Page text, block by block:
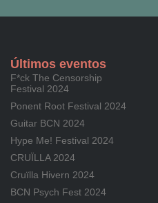
Últimos eventos
F*ck The Censorship
Festival 2024
Ponent Root Festival 2024
Guitar BCN 2024
Hype Me! Festival 2024
CRUÏLLA 2024
Cruïlla Hivern 2024
BCN Psych Fest 2024